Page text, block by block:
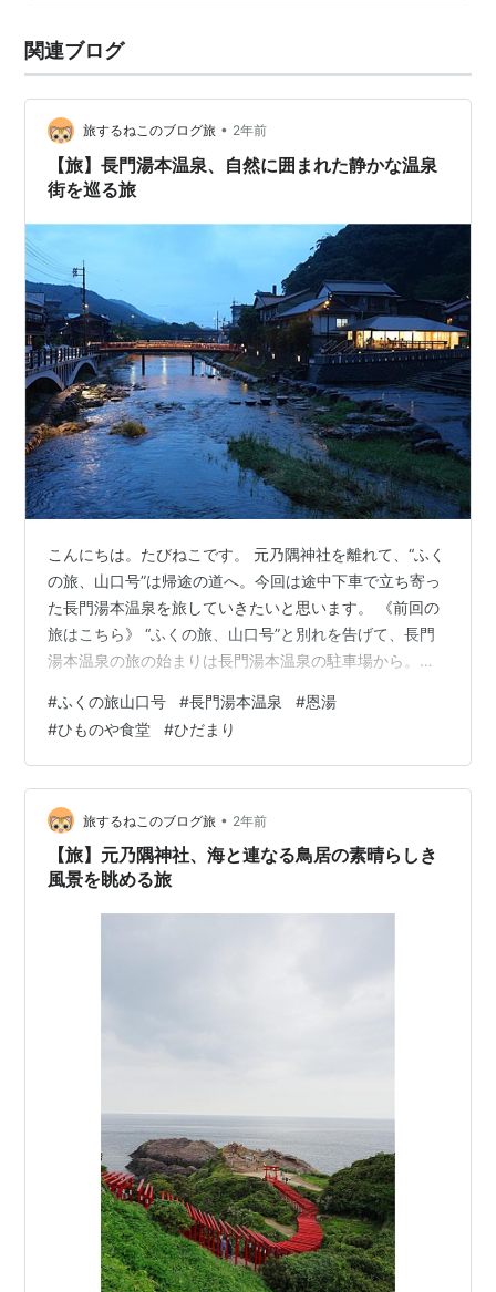
うです。まだまだ旅の途中であるため、海鮮を購入しづ
らいところではありますが心揺らぎます(笑…
関連ブログ
旅するねこのブログ旅 • 2年前
【旅】長門湯本温泉、自然に囲まれた静かな温泉
街を巡る旅
こんにちは。たびねこです。 元乃隅神社を離れて、“ふく
の旅、山口号”は帰途の道へ。今回は途中下車で立ち寄っ
た長門湯本温泉を旅していきたいと思います。 《前回の
旅はこちら》 “ふくの旅、山口号”と別れを告げて、長門
湯本温泉の旅の始まりは長門湯本温泉の駐車場から。長
ます。 山々に囲まれた感じが良いですね。良い温泉旅の
ひとときを過ごせそうです。それでは、長門湯本温泉の
温泉街を少し巡っていきたいと思います。 階段を降って
いくと賑やかな声が聞こえてきました。どうやら卓球や
川遊びの声の様子。この辺りの建物を見ると、周りと比
べて新しい感じがするため、まだ最近…
#ふくの旅山口号 #長門湯本温泉 #恩湯
#ひものや食堂 #ひだまり
旅するねこのブログ旅 • 2年前
【旅】元乃隅神社、海と連なる鳥居の素晴らしき
風景を眺める旅